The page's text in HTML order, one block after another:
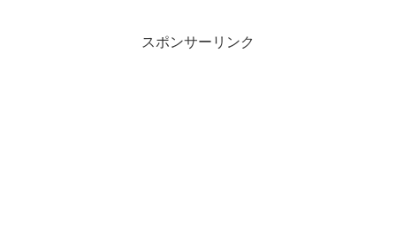
スポンサーリンク